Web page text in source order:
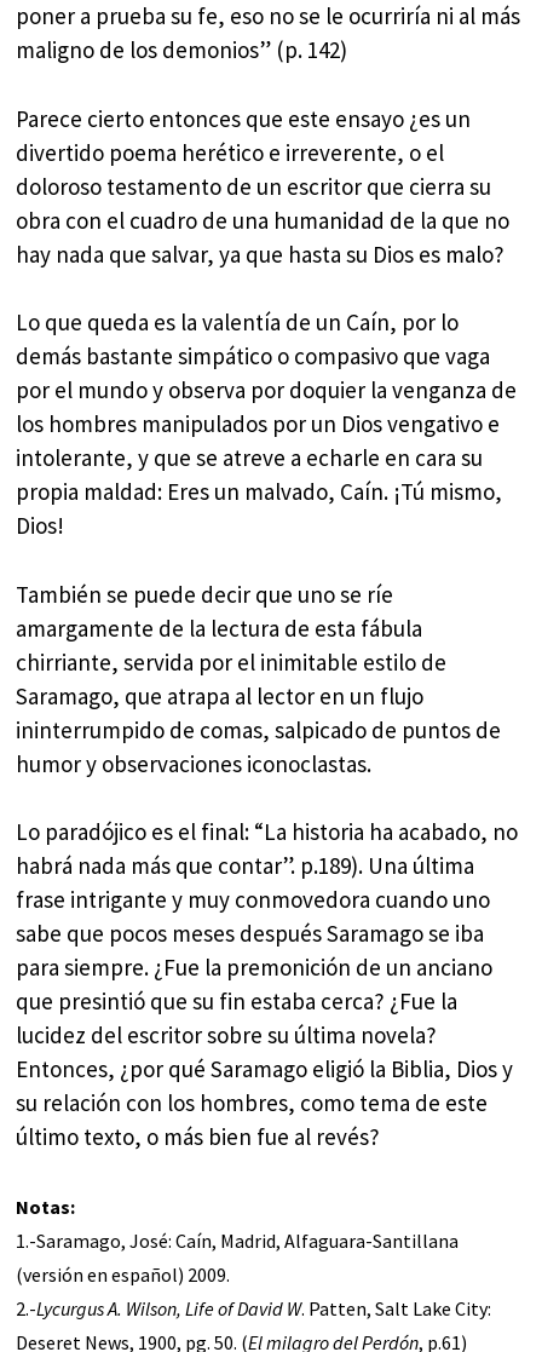
poner a prueba su fe, eso no se le ocurriría ni al más
maligno de los demonios” (p. 142)
Parece cierto entonces que este ensayo ¿es un
divertido poema herético e irreverente, o el
doloroso testamento de un escritor que cierra su
obra con el cuadro de una humanidad de la que no
hay nada que salvar, ya que hasta su Dios es malo?
Lo que queda es la valentía de un Caín, por lo
demás bastante simpático o compasivo que vaga
por el mundo y observa por doquier la venganza de
los hombres manipulados por un Dios vengativo e
intolerante, y que se atreve a echarle en cara su
propia maldad: Eres un malvado, Caín. ¡Tú mismo,
Dios!
También se puede decir que uno se ríe
amargamente de la lectura de esta fábula
chirriante, servida por el inimitable estilo de
Saramago, que atrapa al lector en un flujo
ininterrumpido de comas, salpicado de puntos de
humor y observaciones iconoclastas.
Lo paradójico es el final: “La historia ha acabado, no
habrá nada más que contar”. p.189). Una última
frase intrigante y muy conmovedora cuando uno
sabe que pocos meses después Saramago se iba
para siempre. ¿Fue la premonición de un anciano
que presintió que su fin estaba cerca? ¿Fue la
lucidez del escritor sobre su última novela?
Entonces, ¿por qué Saramago eligió la Biblia, Dios y
su relación con los hombres, como tema de este
último texto, o más bien fue al revés?
Notas:
1.-Saramago, José: Caín, Madrid, Alfaguara-Santillana
(versión en español) 2009.
2.-Lycurgus A. Wilson, Life of David W. Patten, Salt Lake City:
Deseret News, 1900, pg. 50. (El milagro del Perdón, p.61)